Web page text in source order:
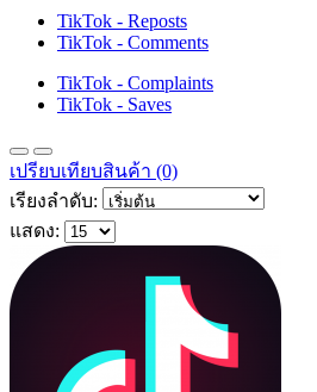
TikTok - Reposts
TikTok - Comments
TikTok - Complaints
TikTok - Saves
เปรียบเทียบสินค้า (0)
เรียงลำดับ:
แสดง: